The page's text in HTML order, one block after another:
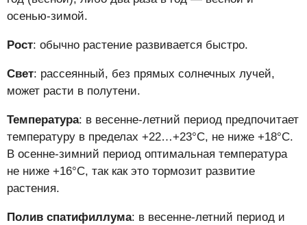
осенью-зимой.
Рост: обычно растение развивается быстро.
Свет: рассеянный, без прямых солнечных лучей,
может расти в полутени.
Температура: в весенне-летний период предпочитает
температуру в пределах +22…+23°C, не ниже +18°C.
В осенне-зимний период оптимальная температура
не ниже +16°C, так как это тормозит развитие
растения.
Полив спатифиллума: в весенне-летний период и